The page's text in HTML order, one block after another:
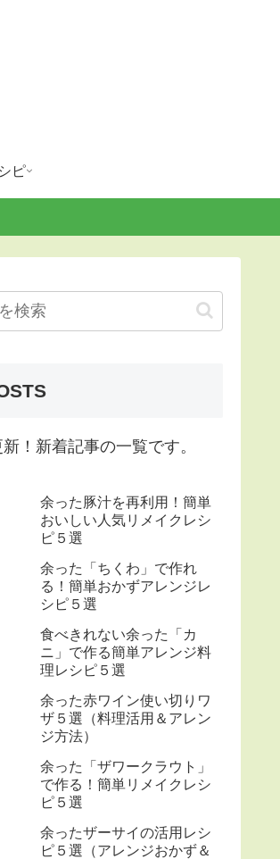
ピ
！新着記事の一覧です。
余った豚汁を再利用！簡単
おいしい人気リメイクレシ
ピ５選
余った「ちくわ」で作れ
る！簡単おかずアレンジレ
シピ５選
食べきれない余った「カ
ニ」で作る簡単アレンジ料
理レシピ５選
余った赤ワイン使い切りワ
ザ５選（料理活用＆アレン
ジ方法）
余った「ザワークラウト」
で作る！簡単リメイクレシ
ピ５選
余ったザーサイの活用レシ
ピ５選（アレンジおかず＆